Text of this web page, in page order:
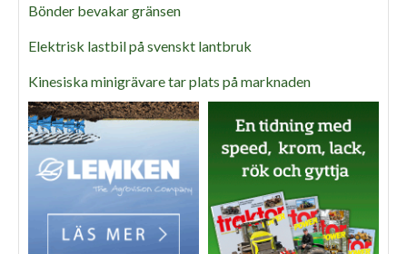
Bönder bevakar gränsen
Elektrisk lastbil på svenskt lantbruk
Kinesiska minigrävare tar plats på marknaden